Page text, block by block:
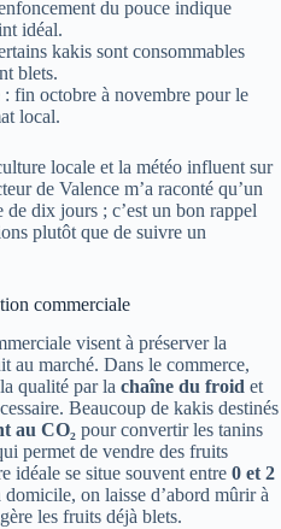
du pouce indique
idéal.
kakis sont consommables
blets.
fin octobre à novembre pour le
local.
locale et la météo influent sur
de Valence m’a raconté qu’un
dix jours ; c’est un bon rappel
plutôt que de suivre un
commerciale
visent à préserver la
au marché. Dans le commerce,
qualité par la chaîne du froid et
Beaucoup de kakis destinés
au CO₂ pour convertir les tanins
permet de vendre des fruits
idéale se situe souvent entre 0 et 2
on laisse d’abord mûrir à
les fruits déjà blets.